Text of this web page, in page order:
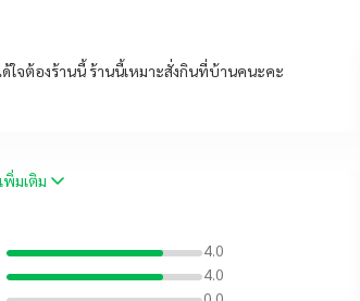
ใจต้องร้านนี้ ร้านนี้เหมาะสั่งกินที่บ้านคนะคะ
พิ่มเติม
4.0
4.0